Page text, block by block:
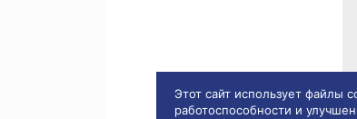
Этот сайт использует файлы
работоспособности и